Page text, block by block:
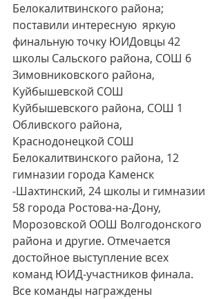
Белокалитвинского района;
поставили интересную  яркую
финальную точку ЮИДовцы 42
школы Сальского района, СОШ 6
Зимовниковского района,
Куйбышевской СОШ
Куйбышевского района, СОШ 1
Обливского района,
Краснодонецкой СОШ
Белокалитвинского района, 12
гимназии города Каменск
-Шахтинский, 24 школы и гимназии
58 города Ростова-на-Дону,
Морозовской ООШ Волгодонского
района и другие. Отмечается
достойное выступление всех
команд ЮИД-участников финала.
Все команды награждены